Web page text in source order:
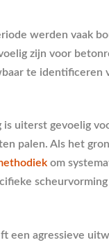
werden vaak
zijn voor
te
uiterst gevoelig
palen. Als het
om
een agressieve